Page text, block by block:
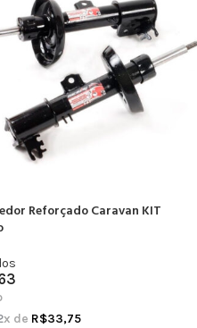
Reforçado Caravan KIT
x de R$33,75